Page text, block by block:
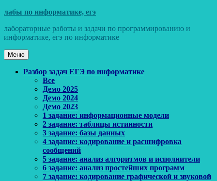
Перейти
содержимому
лабы по информатике, егэ
лабораторные работы и задачи по программированию и
информатике, егэ по информатике
Меню
Основное
Разбор задач ЕГЭ по информатике
Все
Демо 2025
Демо 2024
Демо 2023
1 задание: информационные модели
2 задание: таблицы истинности
3 задание: базы данных
4 задание: кодирование и расшифровка
сообщений
5 задание: анализ алгоритмов и исполнители
6 задание: анализ простейших программ
7 задание: кодирование графической и звуковой